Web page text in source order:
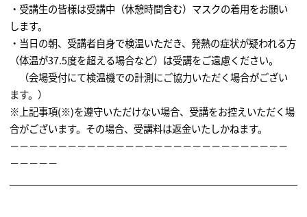
・受講生の皆様は受講中（休憩時間含む）マスクの着用をお願い
します。
・当日の朝、受講者自身で検温いただき、発熱の症状が疑われる方
（体温が37.5度を超える場合など）は受講をご遠慮ください。
（会場受付にて検温機での計測にご協力いただく場合がござい
ます。）
※上記事項(※)を遵守いただけない場合、受講をお控えいただく場
合がございます。その場合、受講料は返金いたしかねます。
－－－－－－－－－－－－－－－－－－－－－－－－－－－－－
－－－－－